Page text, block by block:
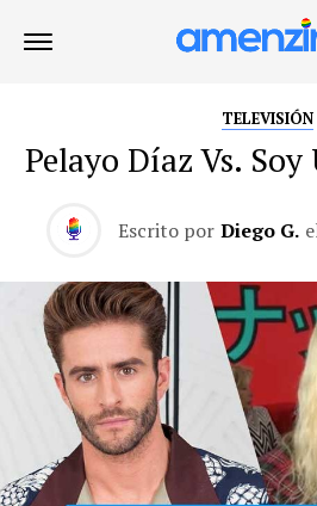
TELEVISIÓN
Pelayo Díaz Vs.
Escrito por Diego G.